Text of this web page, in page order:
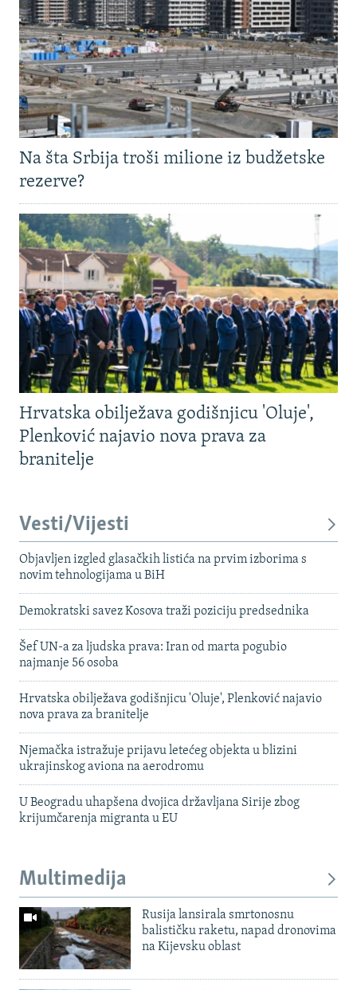
Na šta Srbija troši milione iz budžetske
rezerve?
Hrvatska obilježava godišnjicu 'Oluje',
Plenković najavio nova prava za
branitelje
Vesti/Vijesti
Objavljen izgled glasačkih listića na prvim izborima s
novim tehnologijama u BiH
Demokratski savez Kosova traži poziciju predsednika
Šef UN-a za ljudska prava: Iran od marta pogubio
najmanje 56 osoba
Hrvatska obilježava godišnjicu 'Oluje', Plenković najavio
nova prava za branitelje
Njemačka istražuje prijavu letećeg objekta u blizini
ukrajinskog aviona na aerodromu
U Beogradu uhapšena dvojica državljana Sirije zbog
krijumčarenja migranta u EU
Multimedija
Rusija lansirala smrtonosnu
balističku raketu, napad dronovima
na Kijevsku oblast